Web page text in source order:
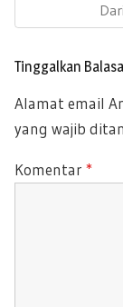
p
s
S
O
S
:
T
P
S
T
Tinggalkan
Alamat email
yang wajib
Komentar *